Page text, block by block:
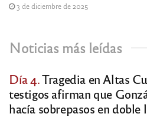
3 de diciembre de 2025
Noticias más leídas
Día 4.Tragedia en Altas
testigos afirman que
hacía sobrepasos en doble